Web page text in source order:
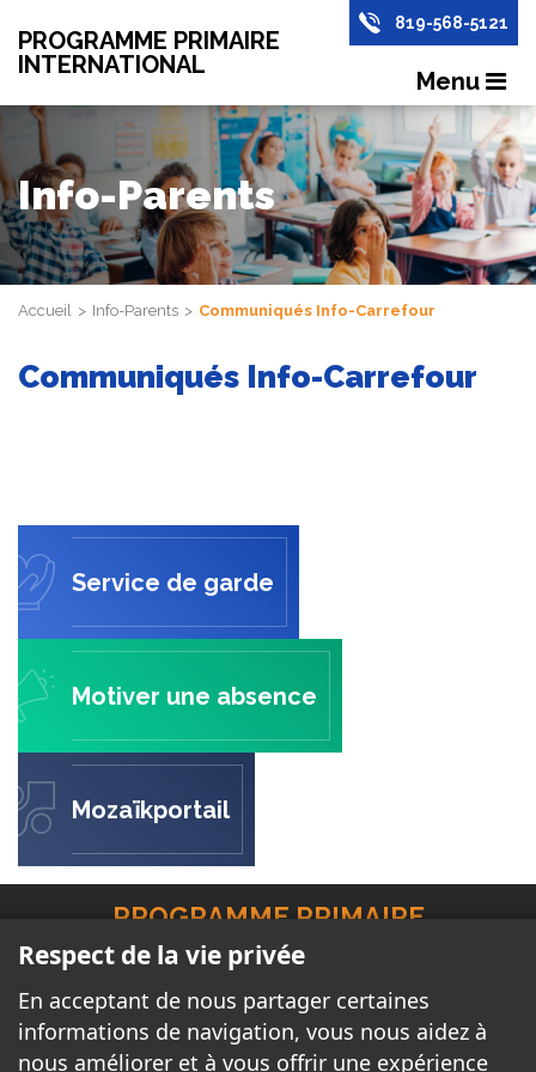
PROGRAMME PRIMAIRE
INTERNATIONAL
819-568-5121
Menu
Info-Parents
Accueil Info-Parents Communiqués Info-Carrefour
Communiqués Info-Carrefour
Service de garde
Motiver une absence
Mozaïkportail
PROGRAMME PRIMAIRE
INTERNATIONAL
30 rue de Savoie
Gatineau, QC J8T 1K8
Respect de la vie privée
En acceptant de nous partager certaines
informations de navigation, vous nous aidez à
nous améliorer et à vous offrir une expérience